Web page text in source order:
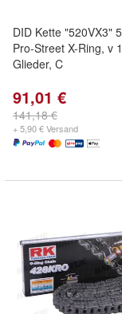
DID Kette "520VX3"
Pro-Street X-Ring, v
Glieder, C
91,01 €
141,18 €
+ 5,90 € Versand